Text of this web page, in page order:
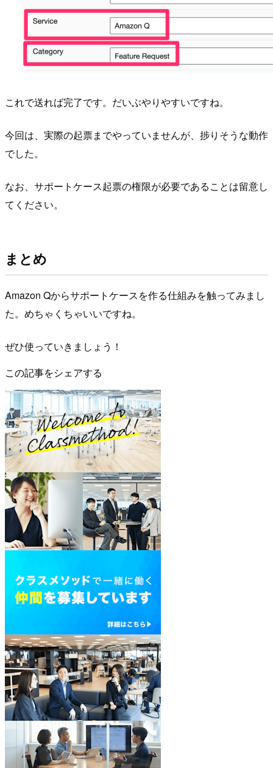
これで送れば完了です。だいぶやりやすいですね。
今回は、実際の起票までやっていませんが、捗りそうな動作
でした。
なお、サポートケース起票の権限が必要であることは留意し
てください。
まとめ
Amazon Qからサポートケースを作る仕組みを触ってみまし
た。めちゃくちゃいいですね。
ぜひ使っていきましょう！
この記事をシェアする